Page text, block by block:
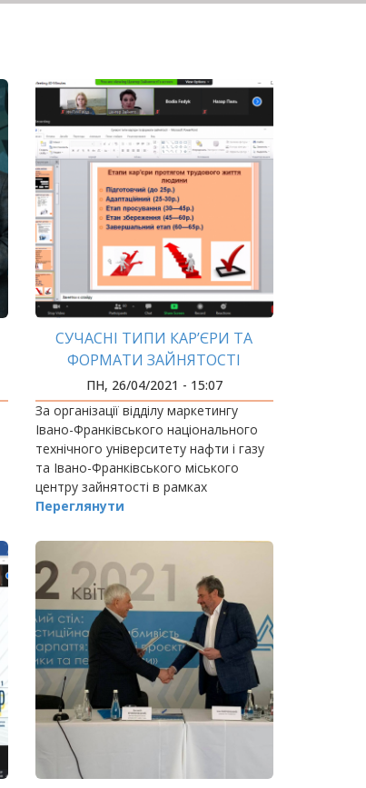
СУЧАСНІ ТИПИ КАР’ЄРИ ТА
ФОРМАТИ ЗАЙНЯТОСТІ
ПН, 26/04/2021 - 15:07
За організації відділу маркетингу
Івано-Франківського національного
технічного університету нафти і газу
та Івано-Франківського міського
центру зайнятості в рамках
триденного онлайн-марафону «Будуй
Переглянути